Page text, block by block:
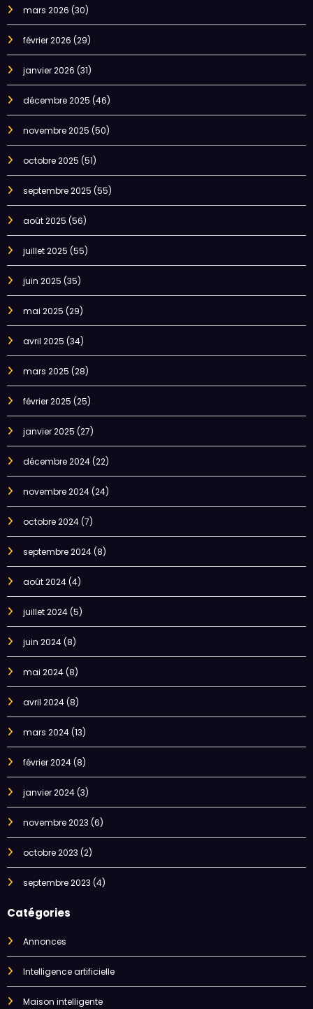
mars 2026 (30)
février 2026 (29)
janvier 2026 (31)
décembre 2025 (46)
novembre 2025 (50)
octobre 2025 (51)
septembre 2025 (55)
août 2025 (56)
juillet 2025 (55)
juin 2025 (35)
mai 2025 (29)
avril 2025 (34)
mars 2025 (28)
février 2025 (25)
janvier 2025 (27)
décembre 2024(22)
novembre 2024(24)
octobre 2024(7)
septembre 2024(8)
août 2024(4)
juillet 2024(5)
juin 2024(8)
mai 2024(8)
avril 2024(8)
mars 2024(13)
février 2024(8)
janvier 2024(3)
novembre 2023 (6)
octobre 2023 (2)
septembre 2023 (4)
Catégories
Annonces
Intelligence artificielle
Maison intelligente